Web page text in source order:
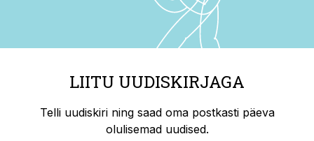
LIITU UUDISKIRJAGA
Telli uudiskiri ning saad oma postkasti päeva
olulisemad uudised.